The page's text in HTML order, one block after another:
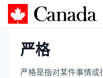
加拿大攻略
严格
严格是指对某件事情或